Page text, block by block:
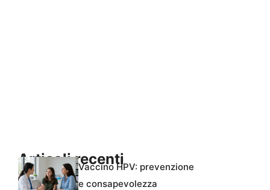
Articoli recentiVaccino HPV: prevenzione
e consapevolezza